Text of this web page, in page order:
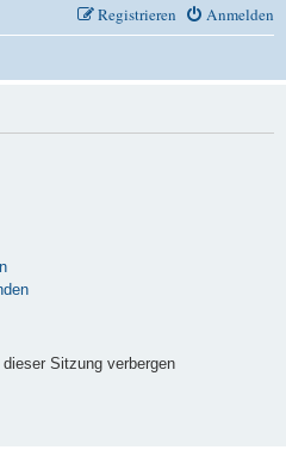
Anmelden
Registrieren
Sitzung verbergen